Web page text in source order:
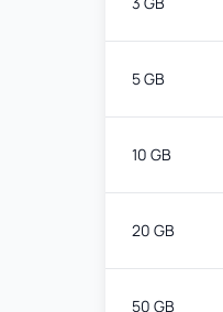
5 GB
10 GB
20 GB
50 GB